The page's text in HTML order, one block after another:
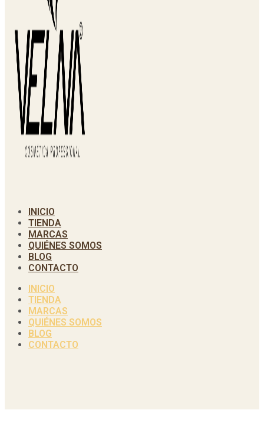
INICIO
TIENDA
MARCAS
QUIÉNES SOMOS
BLOG
CONTACTO
INICIO
TIENDA
MARCAS
QUIÉNES SOMOS
BLOG
CONTACTO